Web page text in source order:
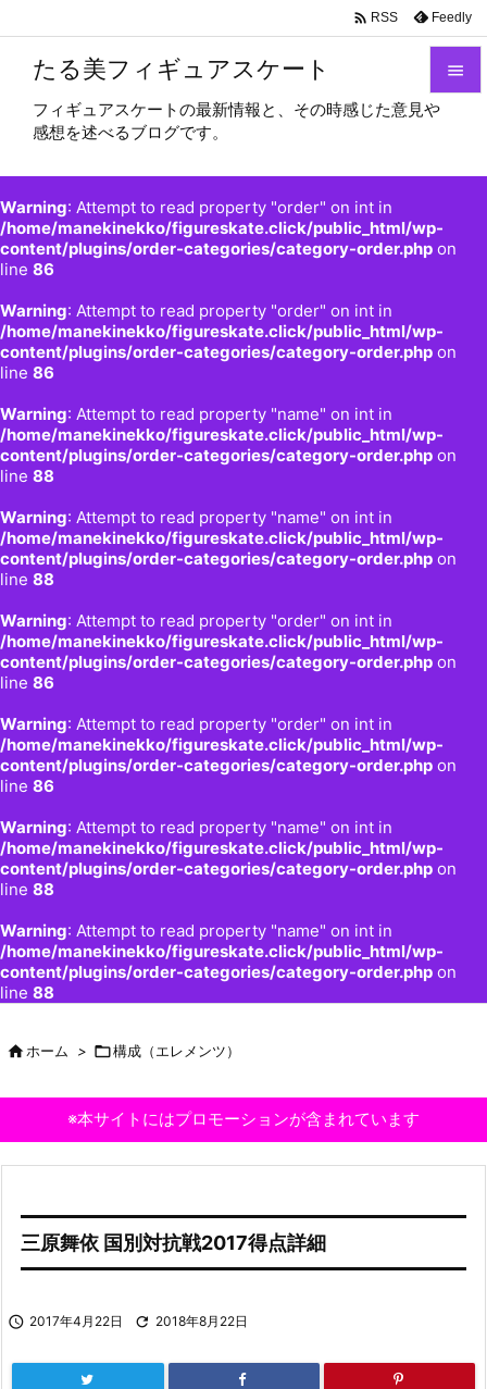
たる美フィギュアスケート
フィギュアスケートの最新情報と、その時感じた意見や
感想を述べるブログです。
Warning: Attempt to read property "order" on int in
/home/manekinekko/figureskate.click/public_html/wp-
content/plugins/order-categories/category-order.php on
line 86
Warning: Attempt to read property "order" on int in
/home/manekinekko/figureskate.click/public_html/wp-
content/plugins/order-categories/category-order.php on
line 86
Warning: Attempt to read property "name" on int in
/home/manekinekko/figureskate.click/public_html/wp-
content/plugins/order-categories/category-order.php on
line 88
Warning: Attempt to read property "name" on int in
/home/manekinekko/figureskate.click/public_html/wp-
content/plugins/order-categories/category-order.php on
line 88
Warning: Attempt to read property "order" on int in
/home/manekinekko/figureskate.click/public_html/wp-
content/plugins/order-categories/category-order.php on
line 86
Warning: Attempt to read property "order" on int in
/home/manekinekko/figureskate.click/public_html/wp-
content/plugins/order-categories/category-order.php on
line 86
Warning: Attempt to read property "name" on int in
/home/manekinekko/figureskate.click/public_html/wp-
content/plugins/order-categories/category-order.php on
line 88
Warning: Attempt to read property "name" on int in
/home/manekinekko/figureskate.click/public_html/wp-
content/plugins/order-categories/category-order.php on
line 88


前へ

 RSS Feedly
ホーム > 構成（エレメンツ）
※本サイトにはプロモーションが含まれています
三原舞依 国別対抗戦2017得点詳細
 2017年4月22日  2018年8月22日